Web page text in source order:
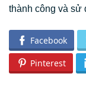
thành công và sử
Facebook
Pinterest